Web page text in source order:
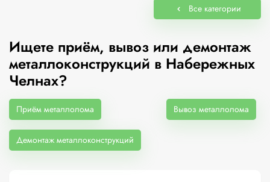
Все категории
Ищете приём, вывоз или демонтаж
металлоконструкций в Набережных
Челнах?
Приём металлолома Вывоз металлолома
Демонтаж металлоконструкций